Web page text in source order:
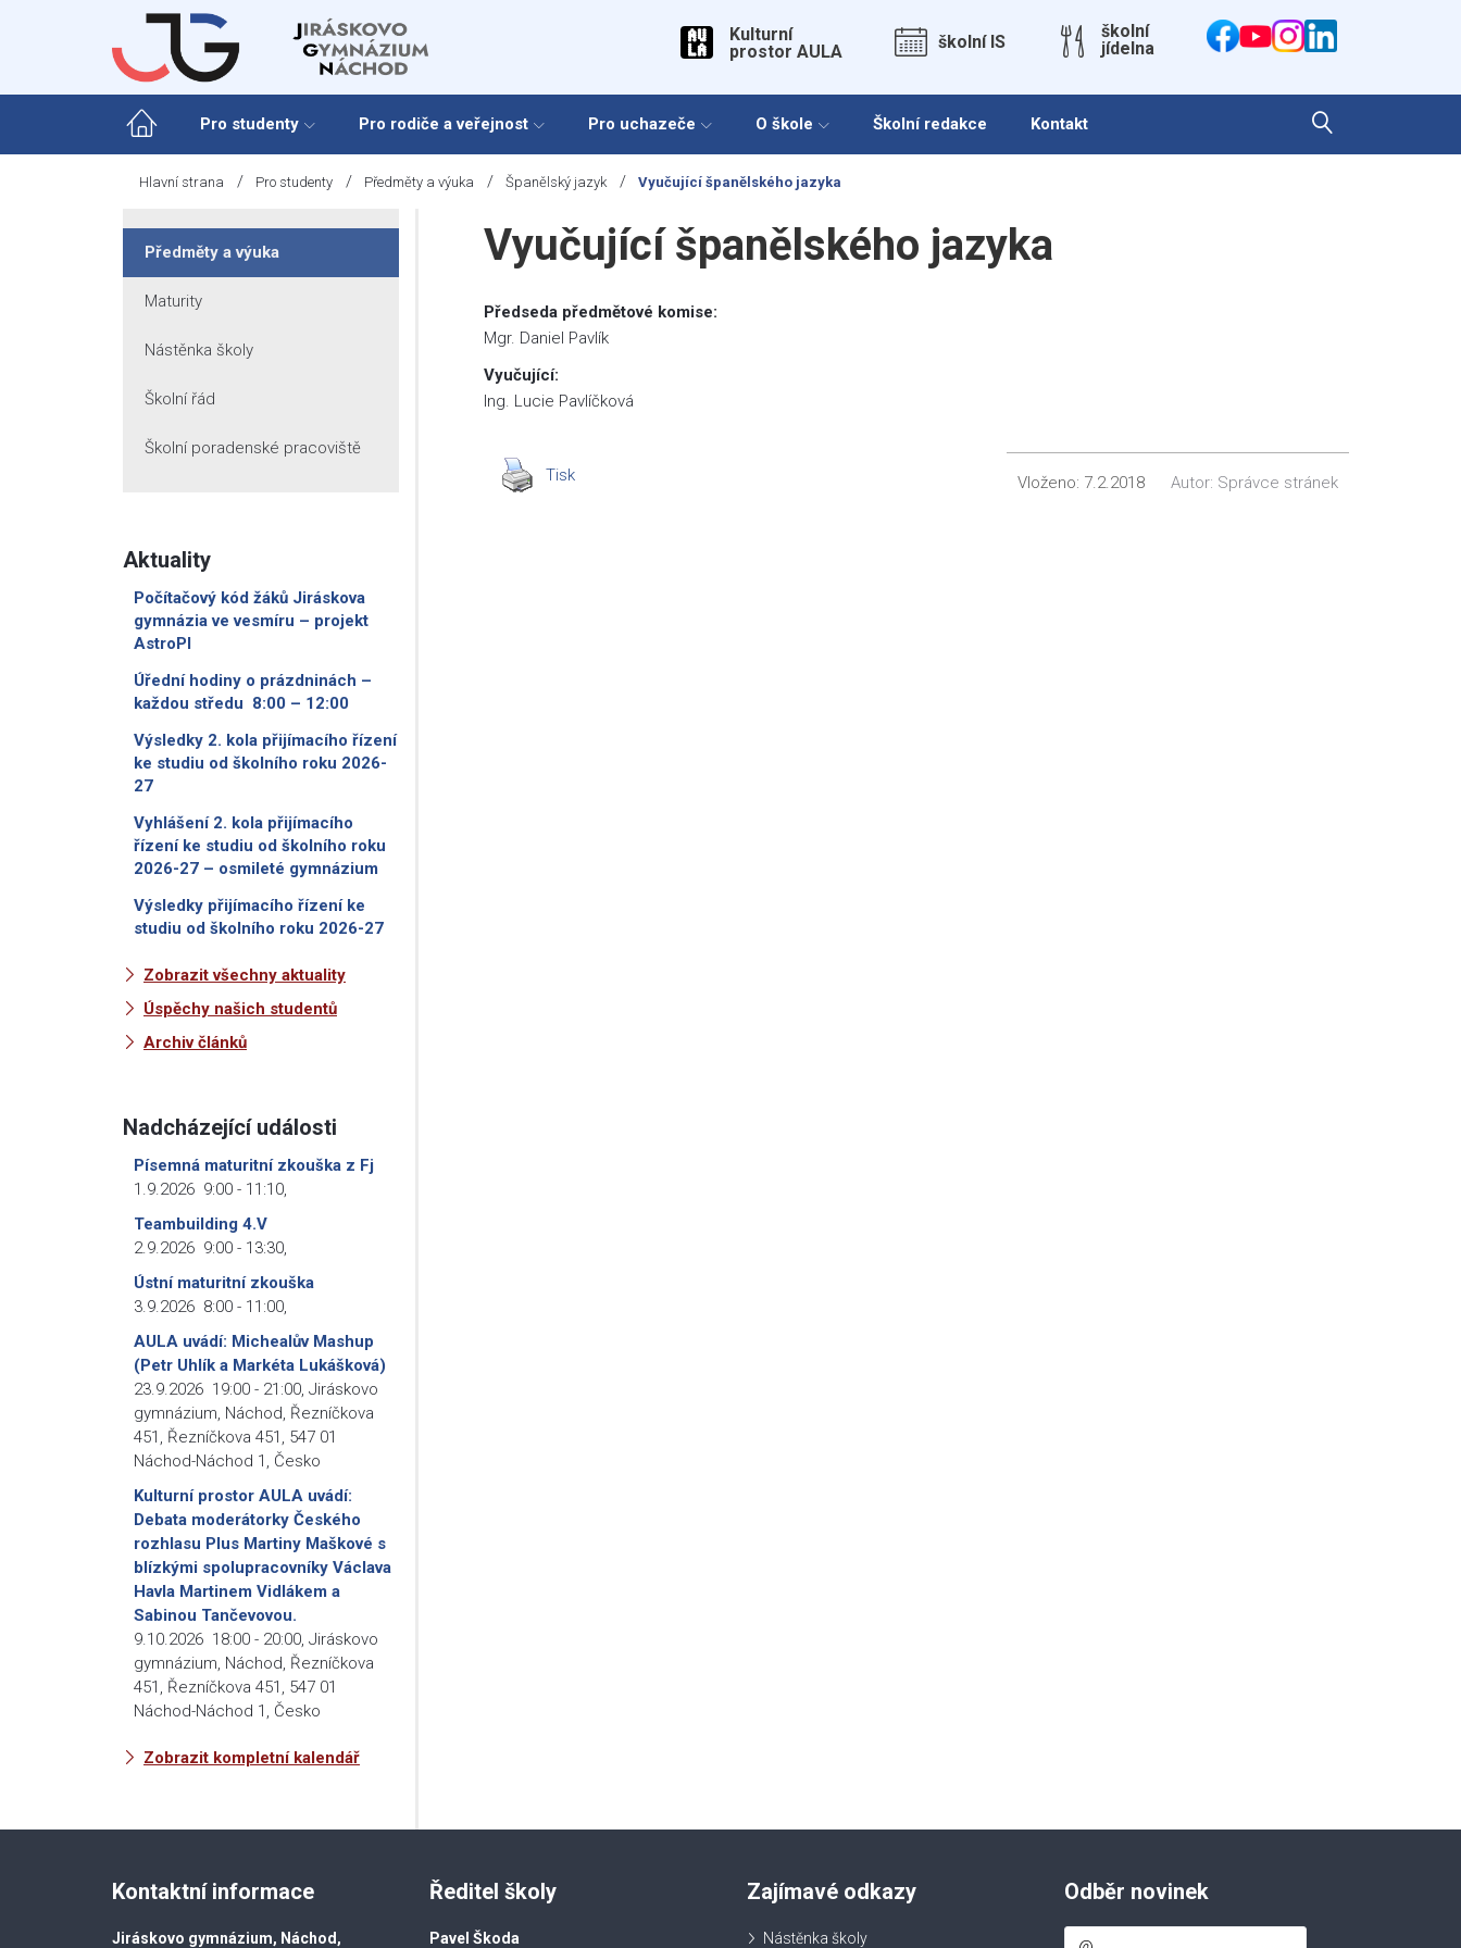
Kulturní
prostor AULA
školní IS
školní
jídelna
Pro studenty Pro rodiče a veřejnost Pro uchazeče O škole Školní redakce Kontakt
Hlavní strana / Pro studenty / Předměty a výuka / Španělský jazyk / Vyučující španělského jazyka
Vyučující španělského jazyka
Předseda předmětové komise:
Mgr. Daniel Pavlík
Vyučující:
Ing. Lucie Pavlíčková
Tisk Vloženo: 7.2.2018 Autor: Správce stránek
Předměty a výuka
Maturity
Nástěnka školy
Školní řád
Školní poradenské pracoviště
Aktuality
Počítačový kód žáků Jiráskova
gymnázia ve vesmíru – projekt
AstroPI
Úřední hodiny o prázdninách –
každou středu 8:00 – 12:00
Výsledky 2. kola přijímacího řízení
ke studiu od školního roku 2026-
27
Vyhlášení 2. kola přijímacího
řízení ke studiu od školního roku
2026-27 – osmileté gymnázium
Výsledky přijímacího řízení ke
studiu od školního roku 2026-27
Zobrazit všechny aktuality
Úspěchy našich studentů
Archiv článků
Nadcházející události
Písemná maturitní zkouška z Fj
1.9.2026 9:00 - 11:10
Teambuilding 4.V
2.9.2026 9:00 - 13:30
Ústní maturitní zkouška
3.9.2026 8:00 - 11:00
AULA uvádí: Michealův Mashup
(Petr Uhlík a Markéta Lukášková)
23.9.2026 19:00 - 21:00 Jiráskovo
gymnázium, Náchod, Řezníčkova
451, Řezníčkova 451, 547 01
Náchod-Náchod 1, Česko
Kulturní prostor AULA uvádí:
Debata moderátorky Českého
rozhlasu Plus Martiny Maškové s
blízkými spolupracovníky Václava
Havla Martinem Vidlákem a
Sabinou Tančevovou.
9.10.2026 18:00 - 20:00 Jiráskovo
gymnázium, Náchod, Řezníčkova
451, Řezníčkova 451, 547 01
Náchod-Náchod 1, Česko
Zobrazit kompletní kalendář
Kontaktní informace
Jiráskovo gymnázium, Náchod,
Ředitel školy
Pavel Škoda
Zajímavé odkazy
Nástěnka školy
Odběr novinek